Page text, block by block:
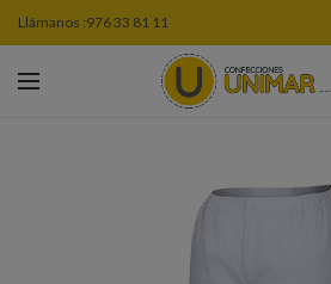
Llámanos :976 33 81 11